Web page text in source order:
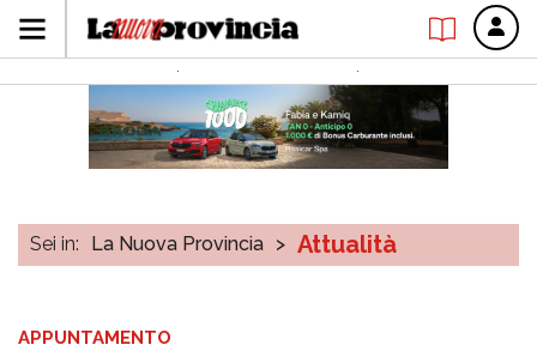
Sei in: La Nuova Provincia > Attualità
APPUNTAMENTO